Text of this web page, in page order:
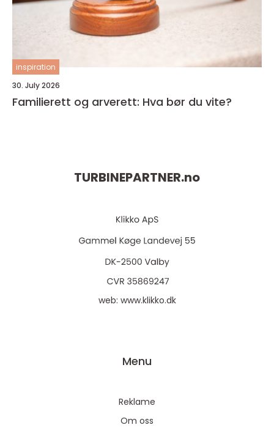
inspiration
30. July 2026
Familierett og arverett: Hva bør du vite?
TURBINEPARTNER.no
web: www.klikko.dk
Menu
Reklame
Om oss